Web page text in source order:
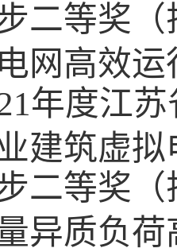
二等奖
网高效
1年度江
建筑虚
二等奖
异质负